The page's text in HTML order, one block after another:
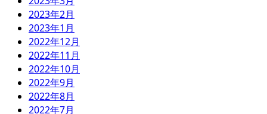
2023年2月
2023年1月
2022年12月
2022年11月
2022年10月
2022年9月
2022年8月
2022年7月